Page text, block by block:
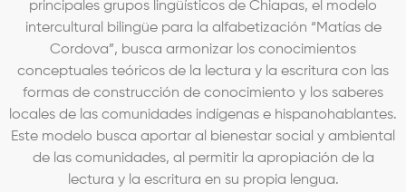
principales grupos lingüísticos de Chiapas, el modelo
intercultural bilingüe para la alfabetización “Matías de
Cordova”, busca armonizar los conocimientos
conceptuales teóricos de la lectura y la escritura con las
formas de construcción de conocimiento y los saberes
locales de las comunidades indígenas e hispanohablantes.
Este modelo busca aportar al bienestar social y ambiental
de las comunidades, al permitir la apropiación de la
lectura y la escritura en su propia lengua.